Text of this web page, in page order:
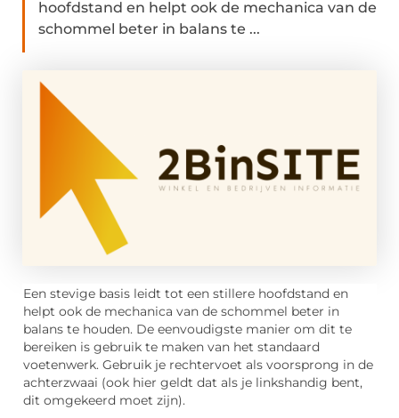
hoofdstand en helpt ook de mechanica van de
schommel beter in balans te ...
Een stevige basis leidt tot een stillere hoofdstand en
helpt ook de mechanica van de schommel beter in
balans te houden. De eenvoudigste manier om dit te
bereiken is gebruik te maken van het standaard
voetenwerk. Gebruik je rechtervoet als voorsprong in de
achterzwaai (ook hier geldt dat als je linkshandig bent,
dit omgekeerd moet zijn).